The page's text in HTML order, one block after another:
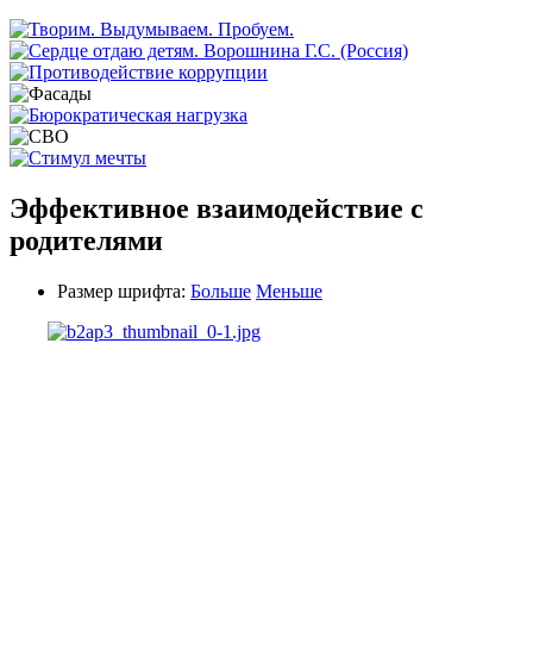
Эффективное взаимодействие с
родителями
Размер шрифта: Больше Меньше